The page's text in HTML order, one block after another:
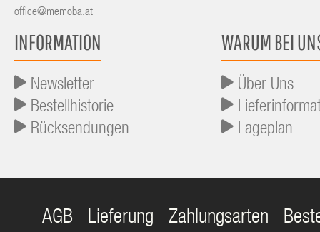
office@memoba.at
INFORMATION
Newsletter
Bestellhistorie
Rücksendungen
WARUM BEI
Über Uns
Lageplan
AGB Lieferung Zahlungsarten